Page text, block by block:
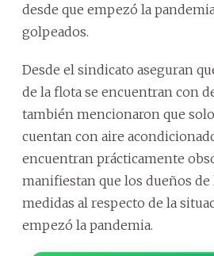
desde que empezó la
golpeados.
Desde el sindicato aseguran
de la flota se encuentran con
también mencionaron que
cuentan con aire
encuentran prácticamente
manifiestan que los dueños
medidas al respecto de la
empezó la pandemia.